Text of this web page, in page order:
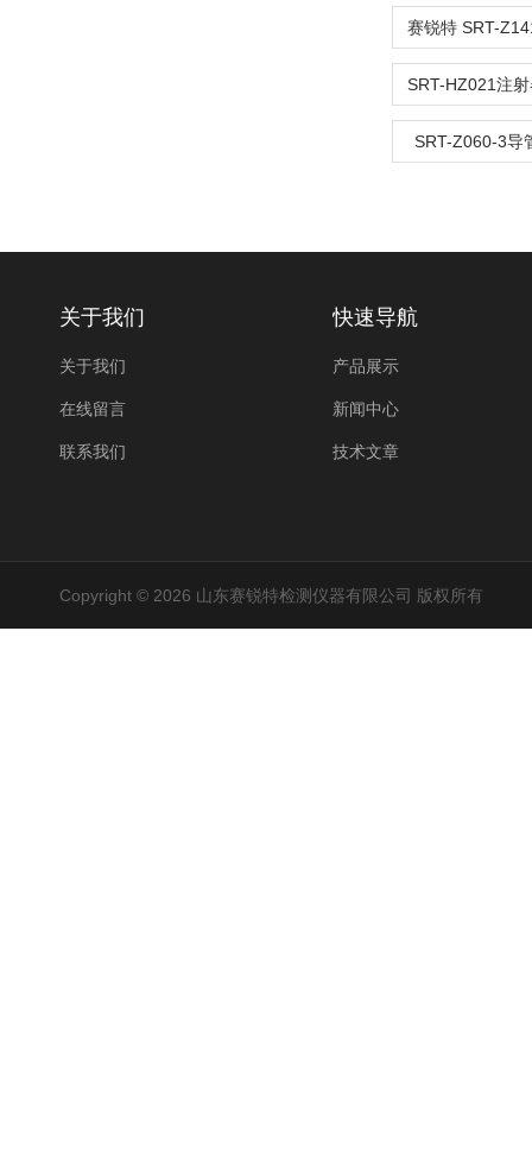
SRT-Z060-3导
关于我们
关于我们
在线留言
联系我们
快速导航
产品展示
新闻中心
技术文章
Copyright © 2026 山东赛锐特检测仪器有限公司 版权所有